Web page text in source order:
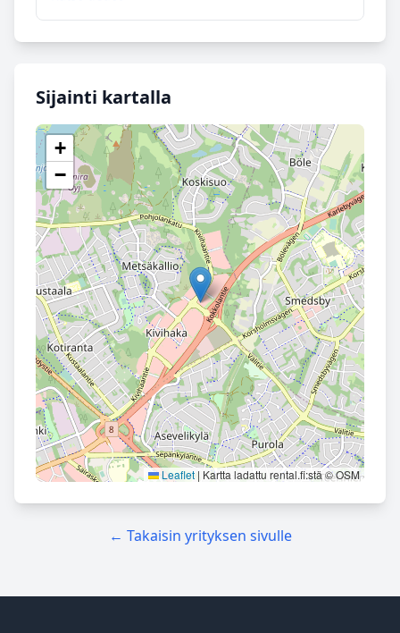
Sijainti kartalla
+
−
Leaflet | Kartta ladattu rental.fi:stä © OSM
← Takaisin yrityksen sivulle